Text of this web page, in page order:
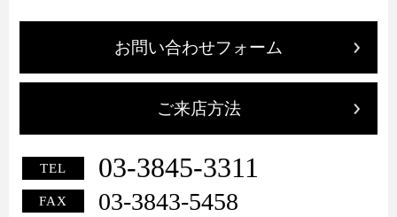
お問い合わせフォーム
ご来店方法
TEL 03-3845-3311
FAX 03-3843-5458